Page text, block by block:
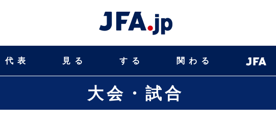
代表 見る する 関わる
大会・試合